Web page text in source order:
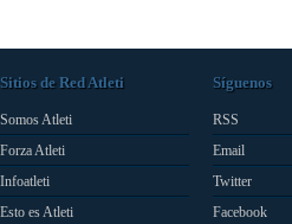
Sitios de Red Atleti
Somos Atleti
Forza Atleti
Infoatleti
Esto es Atleti
Síguenos
RSS
Email
Twitter
Facebook